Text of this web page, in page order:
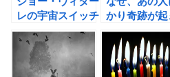
レの宇宙スイッチ
で人生を変えるス
イッチをオンしよ
う！ ＃習慣化
かり奇跡が起
のか?（ジョ
ヴィターレ著
書評 ＃習慣